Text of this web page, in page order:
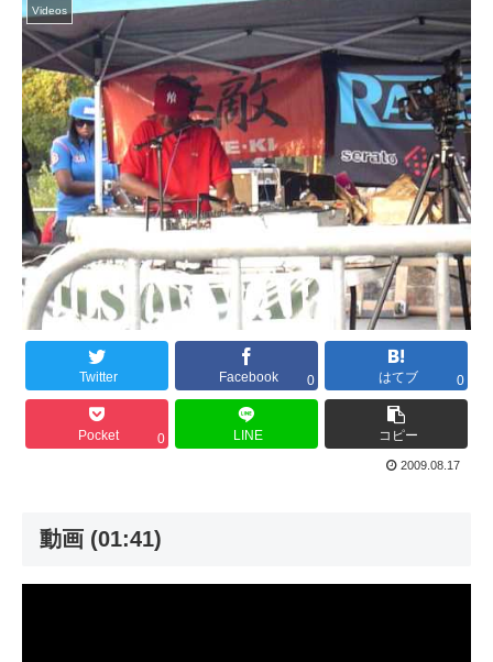
Videos
Twitter Facebook 0 はてブ 0
Pocket 0 LINE コピー
2009.08.17
動画 (01:41)